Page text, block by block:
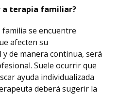
a terapia familiar?
familia se encuentre
afecten su
de manera continua, será
Suele ocurrir que
ayuda individualizada
deberá sugerir la